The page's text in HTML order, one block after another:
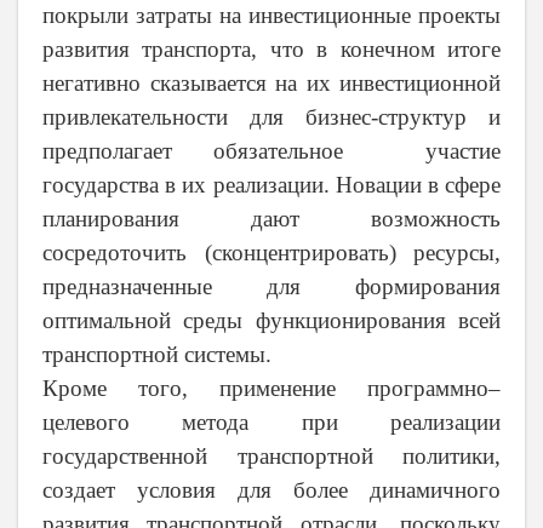
покрыли затраты на инвестиционные проекты
развития транспорта, что в конечном итоге
негативно сказывается на их инвестиционной
привлекательности для бизнес-структур и
предполагает обязательное участие
государства в их реализации. Новации в сфере
планирования дают возможность
сосредоточить (сконцентрировать) ресурсы,
предназначенные для формирования
оптимальной среды функционирования всей
транспортной системы.
Кроме того, применение программно–
целевого метода при реализации
государственной транспортной политики,
создает условия для более динамичного